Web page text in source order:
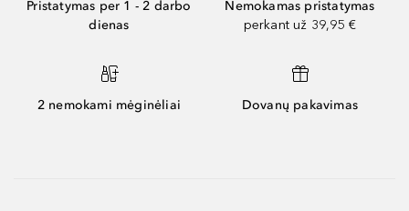
Pristatymas per 1 - 2 darbo
dienas
Nemokamas pristatymas
perkant už 39,95 €
2 nemokami mėginėliai Dovanų pakavimas